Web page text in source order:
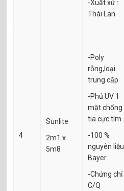
-Xuất xứ :
Thái Lan
4
Sunlite
2m1 x
5m8
-Poly
rỗng,loại
trung cấp
-Phủ UV 1
mặt chống
tia cực tím
-100 %
nguyên liệu
Bayer
-Chứng chỉ
C/Q